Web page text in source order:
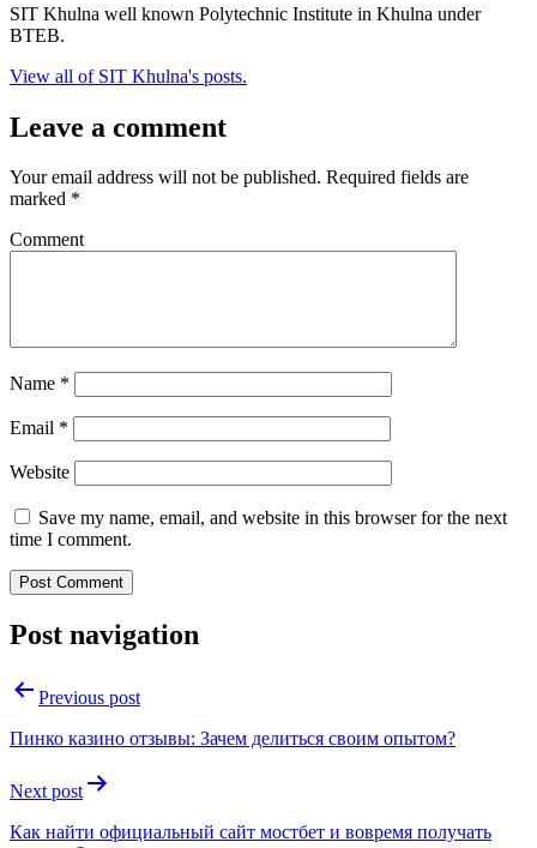
SIT Khulna well known Polytechnic Institute in Khulna under
BTEB.
View all of SIT Khulna's posts.
Leave a comment
Your email address will not be published. Required fields are
marked *
Comment
Name *
Email *
Website
Save my name, email, and website in this browser for the next
time I comment.
Post navigation
Previous post
Пинко казино отзывы: Зачем делиться своим опытом?
Next post
Как найти официальный сайт мостбет и вовремя получать